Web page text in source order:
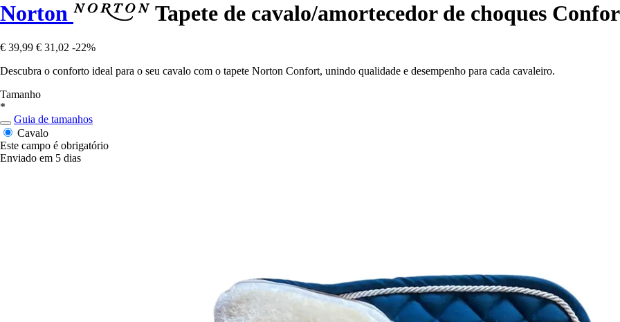
Norton Tapete de cavalo/amortecedor de choques
€ 39,99 € 31,02 -22%
Descubra o conforto ideal para o seu cavalo com o tapete Norton Confort, unindo qualidade e desempenho para cada cavaleiro.
Tamanho
*
Guia de tamanhos
Cavalo
Este campo é obrigatório
Enviado em 5 dias